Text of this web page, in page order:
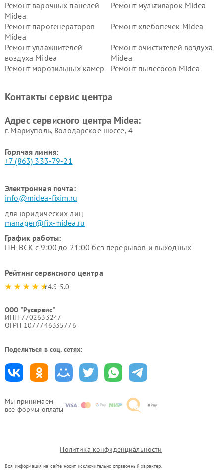
Мы принимаем
все формы оплаты
Ремонт варочных панелей
Midea
Ремонт мультиварок Midea
Ремонт парогенераторов
Midea
Ремонт хлебопечек Midea
Ремонт увлажнителей
воздуха Midea
Ремонт очистителей воздуха
Midea
Ремонт морозильных камер
Ремонт пылесосов Midea
пылесосов Midea
Midea
Контакты сервис центра
Адрес сервисного центра Midea:
г. Мариуполь, Володарское шоссе, 4
Горячая линия:
+7 (863) 333-79-21
Электронная почта:
info@midea-fixim.ru
для юридических лиц
manager@fix-midea.ru
График работы:
ПН-ВСК с 9:00 до 21:00 без перерывов и выходных
Рейтинг сервисного центра
4.9-5.0
ООО "Русервис"
ИНН 7702633247
ОГРН 1077746335776
Поделиться в соц. сетях:
Политика конфиденциальности
Вся информация на сайте носит исключительно справочный характер.